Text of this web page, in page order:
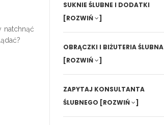
natchnąć
SUKNIE ŚLUBNE I DODATKI
[ROZWIŃ
]
OBRĄCZKI I BIŻUTERIA ŚLUBNA
[ROZWIŃ
]
ZAPYTAJ KONSULTANTA
ŚLUBNEGO [ROZWIŃ ]